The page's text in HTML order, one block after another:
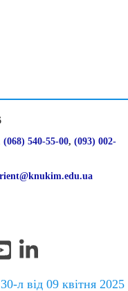
(068) 540-55-00, (093) 002-
л від 09 квітня 2025